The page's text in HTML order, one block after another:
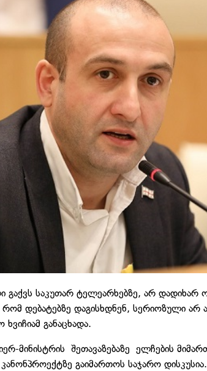
გაქვს საკუთარ ტელეარხებზე, არ დადიხარ
დებატებზე დაგისხდნენ, სერიოზული არ
განაცხადა.
მინისტრის შეთავაზებაზე ელჩების
კანონპროექტზე გაიმართოს საჯარო